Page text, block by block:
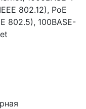
802.12), PoE
802.5), 100BASE-